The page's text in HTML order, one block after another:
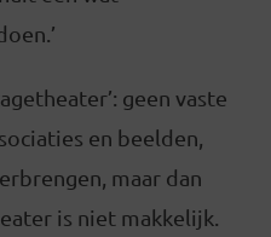
geen vaste
en beelden,
maar dan
is niet makkelijk.